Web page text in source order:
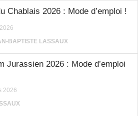
Chablais 2026 : Mode d’emploi !
BAPTISTE LASSAUX
Jurassien 2026 : Mode d’emploi
2026